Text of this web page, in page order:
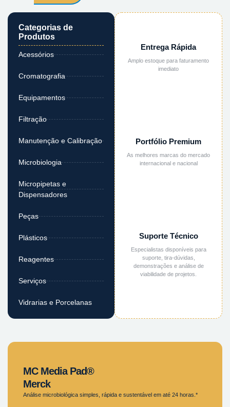
Categorias de
Produtos
Acessórios
Cromatografia
Equipamentos
Filtração
Manutenção e Calibração
Microbiologia
Micropipetas e
Dispensadores
Peças
Plásticos
Reagentes
Serviços
Vidrarias e Porcelanas
Entrega Rápida
Amplo estoque para faturamento
imediato
Portfólio Premium
As melhores marcas do mercado
internacional e nacional
Suporte Técnico
Especialistas disponíveis para
suporte, tira-dúvidas,
demonstrações e análise de
viabilidade de projetos.
MC Media Pad®
Merck
Análise microbiológica simples, rápida e sustentável em até 24 horas.*